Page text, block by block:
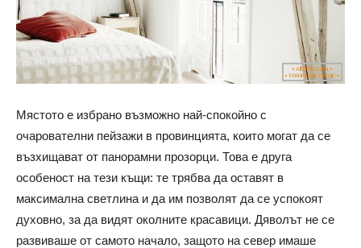
Мястото е избрано възможно най-спокойно с
очарователни пейзажи в провинцията, които могат да се
възхищават от панорамни прозорци. Това е друга
особеност на тези къщи: те трябва да оставят в
максимална светлина и да им позволят да се успокоят
духовно, за да видят околните красавици. Дяволът не се
развиваше от самото начало, защото на север имаше